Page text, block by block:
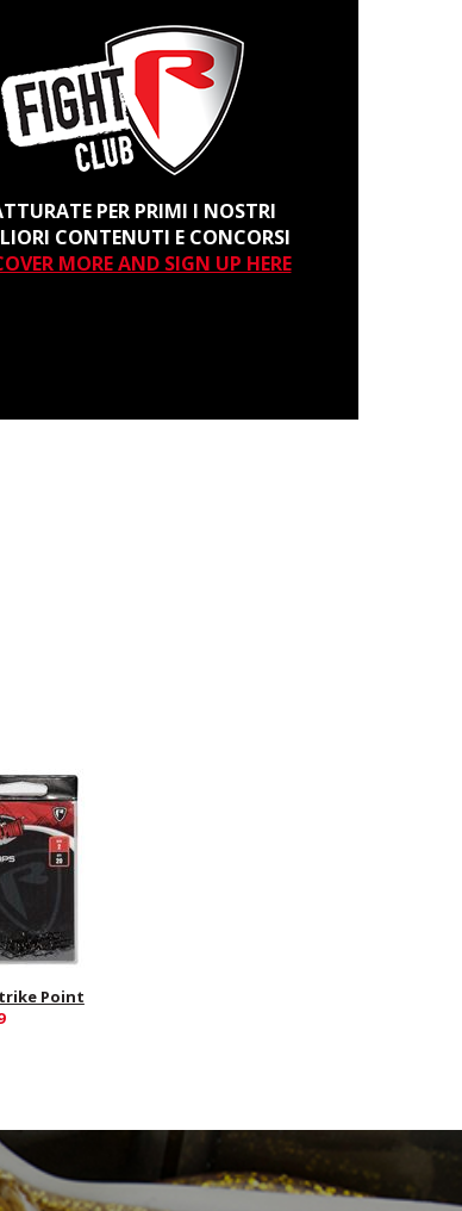
PER PRIMI I NOSTRI
CONTENUTI E CONCORSI
MORE AND SIGN UP HERE
Point